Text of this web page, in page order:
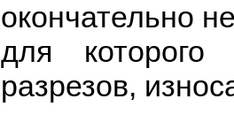
окончательно
для которого
разрезов,